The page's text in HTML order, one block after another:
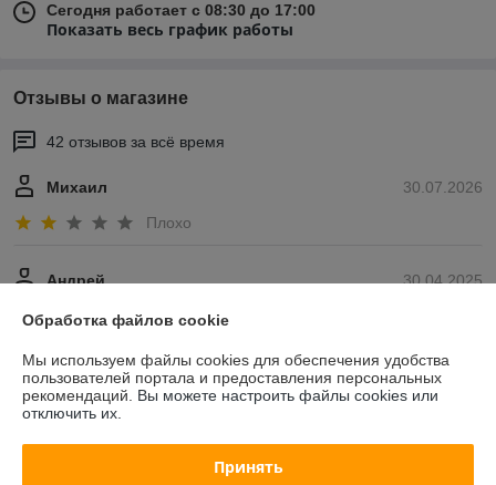
Сегодня работает с 08:30 до 17:00
Показать весь график работы
Отзывы о магазине
42 отзывов за всё время
30.07.2026
Михаил
Плохо
30.04.2025
Андрей
Отлично
Сделка подтверждена через корзину
Обработка файлов cookie
Мы используем файлы cookies для обеспечения удобства
пользователей портала и предоставления персональных
рекомендаций. Вы можете настроить файлы cookies или
отключить их.
Принять